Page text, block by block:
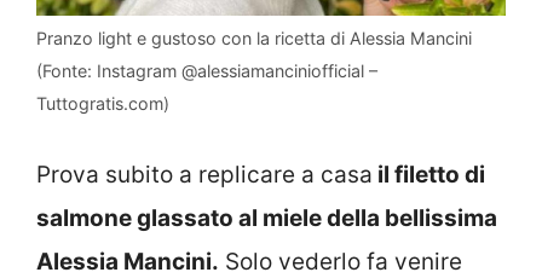
Pranzo light e gustoso con la ricetta di Alessia Mancini
(Fonte: Instagram @alessiamanciniofficial –
Tuttogratis.com)
Prova subito a replicare a casa il filetto di
salmone glassato al miele della bellissima
Alessia Mancini. Solo vederlo fa venire